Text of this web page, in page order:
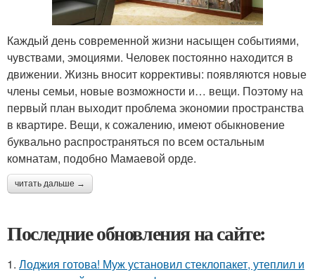
Каждый день современной жизни насыщен событиями,
чувствами, эмоциями. Человек постоянно находится в
движении. Жизнь вносит коррективы: появляются новые
члены семьи, новые возможности и… вещи. Поэтому на
первый план выходит проблема экономии пространства
в квартире. Вещи, к сожалению, имеют обыкновение
буквально распространяться по всем остальным
комнатам, подобно Мамаевой орде.
читать дальше →
Последние обновления на сайте:
1. Лоджия готова! Муж установил стеклопакет, утеплил и